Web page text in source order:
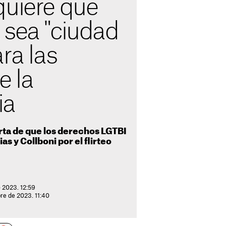
que
"ciudad
las
la
de que los derechos LGTBI
y Collboni por el flirteo
2023. 12:59
de 2023. 11:40